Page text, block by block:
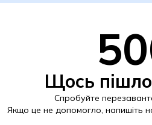
Щось пішло
Спробуйте
Якщо це не допомогло, напишіть